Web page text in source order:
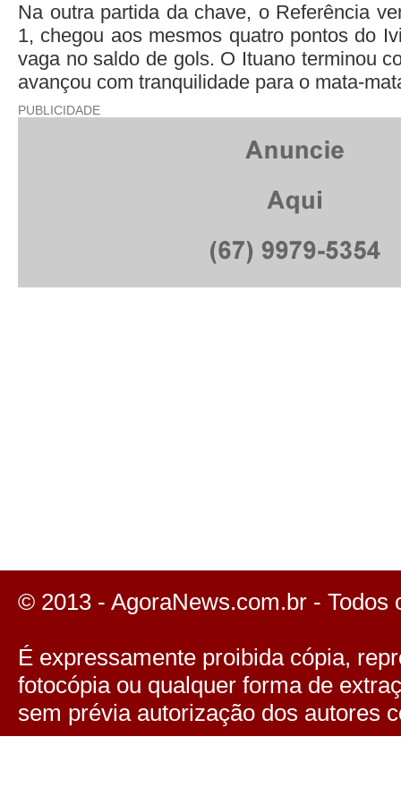
Na outra partida da chave, o Referência
1, chegou aos mesmos quatro pontos do
vaga no saldo de gols. O Ituano terminou
avançou com tranquilidade para o mata-
PUBLICIDADE
© 2013 - AgoraNews.com.br - Todos
É expressamente proibida cópia,
fotocópia ou qualquer forma de
sem prévia autorização dos autores